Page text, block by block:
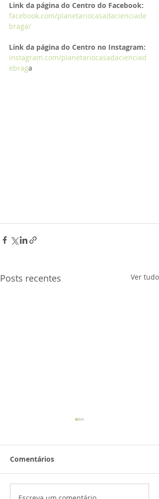
Link da página do Centro do Facebook:
facebook.com/planetariocasadacienciade
braga/
Link da página do Centro no Instagram:
instagram.com/planetariocasadacienciad
ebraga
Posts recentes Ver tudo
Comentários